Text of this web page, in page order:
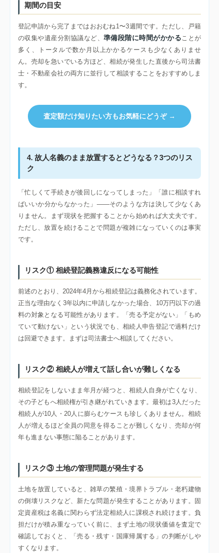
期間の目安
登記申請から完了まではおおむね1〜3週間です。ただし、戸籍
の収集や遺産分割協議など、 準備段階に時間がかかる ことが
多く、トータルで数か月以上かかるケースも少なくありませ
ん。売却を急いでいる方ほど、相続が発生した直後から司法書
士・不動産会社の両方に並行して相談することをおすすめしま
す。
査定額だけ知りたい方もお気軽にどうぞ →
4. 故人名義のまま放置するとどうなる？3つのリス
ク
「忙しくて手続きが後回しになってしまった」「誰に相談すれ
ばいいか分からなかった」——そのような方は決して少なくあ
りません。まず現状を把握することから始めれば大丈夫です。
ただし、放置を続けることで問題が複雑になっていくのは事実
です。
リスク① 相続登記義務違反になる可能性
前述のとおり、2024年4月から相続登記は義務化されています。
正当な理由なく3年以内に申請しなかった場合、10万円以下の過
料の対象となる可能性があります。「売る予定がない」「もめ
ていて動けない」という状況でも、相続人申告登記で過料だけ
は回避できます。まずは司法書士へ相談してください。
リスク② 相続人が増えて話し合いが難しくなる
相続登記をしないまま年月が経つと、相続人自身が亡くなり、
その子どもへ相続権が引き継がれていきます。最初は3人だった
相続人が10人・20人に膨らむケースも珍しくありません。相続
人が増えるほど全員の同意を得ることが難しくなり、売却が何
年も進まない事態に陥ることがあります。
リスク③ 土地の管理問題が発生する
土地を放置していると、雑草の繁殖・境界トラブル・老朽建物
の倒壊リスクなど、新たな問題が発生することがあります。固
定資産税は名義に関わらず法定相続人に課税され続けます。負
担だけが積み重なっていく前に、まず土地の現状価値を査定で
確認しておくと、「売る・残す・国庫帰属する」の判断がしや
すくなります。